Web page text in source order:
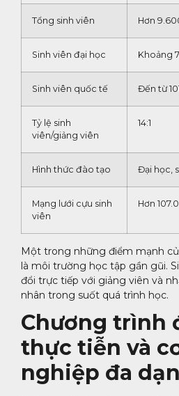
Tổng sinh viên Hơn
Sinh viên đại học Khoảng
Sinh viên quốc tế Đến từ
Tỷ lệ sinh
viên/giảng viên
14:1
Hình thức đào tạo Đại học,
Mạng lưới cựu sinh
viên
Hơn
Một trong những điểm mạnh
là môi trường học tập gần gũi.
đổi trực tiếp với giảng viên và
nhân trong suốt quá trình học.
Chương trình
thực tiễn và
nghiệp đa